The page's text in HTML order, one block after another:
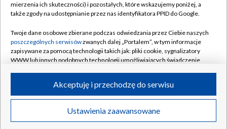
Naziemna Telewizja Cyfrowa
Rada Programowa
System NOS
Informacje o nadawcy
Program dla prasy
Ogłoszenie przetargowe
Pomoc
Kontakt
Kanały
©2026 Telewizja Polska S.A. w likwidacji
mierzenia ich skuteczności) i pozostałych, które wskazujemy poniżej, a
także zgody na udostępnianie przez nas identyfikatora PPID do Google.
Twoje dane osobowe zbierane podczas odwiedzania przez Ciebie naszych
poszczególnych serwisówzwanych dalej „Portalem”, w tym informacje
zapisywane za pomocą technologii takich jak: pliki cookie, sygnalizatory
WWW lub innych podobnych technologii umożliwiających świadczenie
ruchu w Internecie.
Twoje dane osobowe zbierane podczas odwiedzania przez Ciebie
poszczególnych serwisówna Portalu, takie jak adresy IP, identyfikatory
Ustawienia zaawansowane
Akceptuję i przechodzę do serwisu